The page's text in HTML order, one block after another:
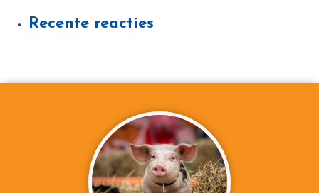
Recente reacties